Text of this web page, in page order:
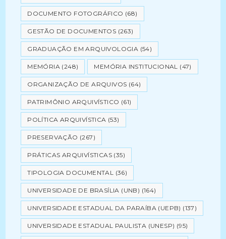
DOCUMENTO FOTOGRÁFICO (68)
GESTÃO DE DOCUMENTOS (263)
GRADUAÇÃO EM ARQUIVOLOGIA (54)
MEMÓRIA (248) MEMÓRIA INSTITUCIONAL (47)
ORGANIZAÇÃO DE ARQUIVOS (64)
PATRIMÔNIO ARQUIVÍSTICO (61)
POLÍTICA ARQUIVÍSTICA (53)
PRESERVAÇÃO (267)
PRÁTICAS ARQUIVÍSTICAS (35)
TIPOLOGIA DOCUMENTAL (36)
UNIVERSIDADE DE BRASÍLIA (UNB) (164)
UNIVERSIDADE ESTADUAL DA PARAÍBA (UEPB) (137)
UNIVERSIDADE ESTADUAL PAULISTA (UNESP) (95)